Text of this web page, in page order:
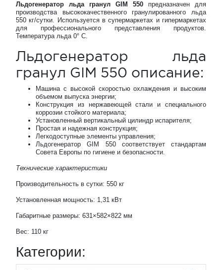
Льдогенератор льда гранул GIM 550 предназначен для
производства высококачественного гранулированного льда
550 кг/сутки. Используется в супермаркетах и гипермаркетах
для профессионального представления продуктов.
Температура льда 0° С.
Льдогенератор льда
гранул GIM 550 описание:
Машина с высокой скоростью охлаждения и высоким
объемом выпуска энергии;
Конструкция из нержавеющей стали и специального
коррозии стойкого материала;
Установленный вертикальный цилиндр испарителя;
Простая и надежная конструкция;
Легкодоступные элементы управления;
Льдогенератор GIM 550 соответствует стандартам
Совета Европы по гигиене и безопасности.
Технические характеристики
Производительность в сутки: 550 кг
Установленная мощность: 1,31 кВт
Габаритные размеры: 631×582×822 мм
Вес: 110 кг
Категории: